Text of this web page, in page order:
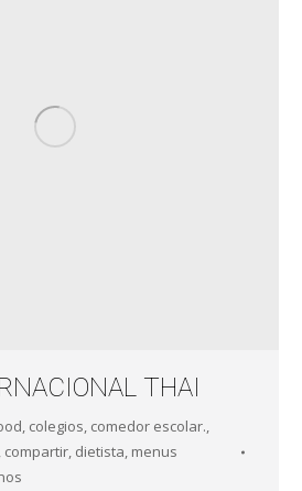
THAI
, colegios, comedor escolar.,
, compartir, dietista, menus